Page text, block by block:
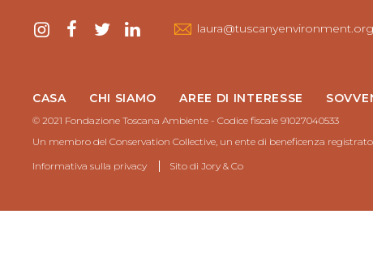
Contattaci
instagram
Facebook
twitterLinkedInlaura@tuscanyenvironment.org
CASA CHI SIAMO AREE DI INTERESSE
© 2021 Fondazione Toscana Ambiente - Codice fiscale 91027040533
Un membro del Conservation Collective, un ente di beneficenza
Informativa sulla privacy
Sito di Jory & Co